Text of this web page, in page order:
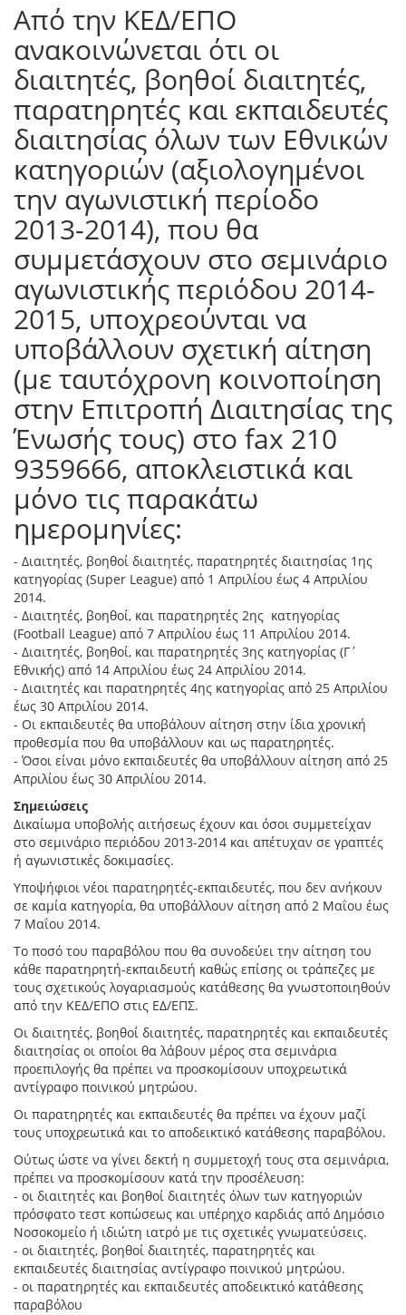
Από την ΚΕΔ/ΕΠΟ
ανακοινώνεται ότι οι
διαιτητές, βοηθοί διαιτητές,
παρατηρητές και εκπαιδευτές
διαιτησίας όλων των Εθνικών
κατηγοριών (αξιολογημένοι
την αγωνιστική περίοδο
2013-2014), που θα
συμμετάσχουν στο σεμινάριο
αγωνιστικής περιόδου 2014-
2015, υποχρεούνται να
υποβάλλουν σχετική αίτηση
(με ταυτόχρονη κοινοποίηση
στην Επιτροπή Διαιτησίας της
Ένωσής τους) στο fax 210
9359666, αποκλειστικά και
μόνο τις παρακάτω
ημερομηνίες:
- Διαιτητές, βοηθοί διαιτητές, παρατηρητές διαιτησίας 1ης
κατηγορίας (Super League) από 1 Απριλίου έως 4 Απριλίου
2014.
- Διαιτητές, βοηθοί, και παρατηρητές 2ης κατηγορίας
(Football League) από 7 Απριλίου έως 11 Απριλίου 2014.
- Διαιτητές, βοηθοί, και παρατηρητές 3ης κατηγορίας (Γ΄
Εθνικής) από 14 Απριλίου έως 24 Απριλίου 2014.
- Διαιτητές και παρατηρητές 4ης κατηγορίας από 25 Απριλίου
έως 30 Απριλίου 2014.
- Οι εκπαιδευτές θα υποβάλουν αίτηση στην ίδια χρονική
προθεσμία που θα υποβάλλουν και ως παρατηρητές.
- Όσοι είναι μόνο εκπαιδευτές θα υποβάλλουν αίτηση από 25
Απριλίου έως 30 Απριλίου 2014.
Σημειώσεις
Δικαίωμα υποβολής αιτήσεως έχουν και όσοι συμμετείχαν
στο σεμινάριο περιόδου 2013-2014 και απέτυχαν σε γραπτές
ή αγωνιστικές δοκιμασίες.
Υποψήφιοι νέοι παρατηρητές-εκπαιδευτές, που δεν ανήκουν
σε καμία κατηγορία, θα υποβάλλουν αίτηση από 2 Μαΐου έως
7 Μαΐου 2014.
Το ποσό του παραβόλου που θα συνοδεύει την αίτηση του
κάθε παρατηρητή-εκπαιδευτή καθώς επίσης οι τράπεζες με
τους σχετικούς λογαριασμούς κατάθεσης θα γνωστοποιηθούν
από την ΚΕΔ/ΕΠΟ στις ΕΔ/ΕΠΣ.
Οι διαιτητές, βοηθοί διαιτητές, παρατηρητές και εκπαιδευτές
διαιτησίας οι οποίοι θα λάβουν μέρος στα σεμινάρια
προεπιλογής θα πρέπει να προσκομίσουν υποχρεωτικά
αντίγραφο ποινικού μητρώου.
Οι παρατηρητές και εκπαιδευτές θα πρέπει να έχουν μαζί
τους υποχρεωτικά και το αποδεικτικό κατάθεσης παραβόλου.
Ούτως ώστε να γίνει δεκτή η συμμετοχή τους στα σεμινάρια,
πρέπει να προσκομίσουν κατά την προσέλευση:
- οι διαιτητές και βοηθοί διαιτητές όλων των κατηγοριών
πρόσφατο τεστ κοπώσεως και υπέρηχο καρδιάς από Δημόσιο
Νοσοκομείο ή ιδιώτη ιατρό με τις σχετικές γνωματεύσεις.
- οι διαιτητές, βοηθοί διαιτητές, παρατηρητές και
εκπαιδευτές διαιτησίας αντίγραφο ποινικού μητρώου.
- οι παρατηρητές και εκπαιδευτές αποδεικτικό κατάθεσης
παραβόλου